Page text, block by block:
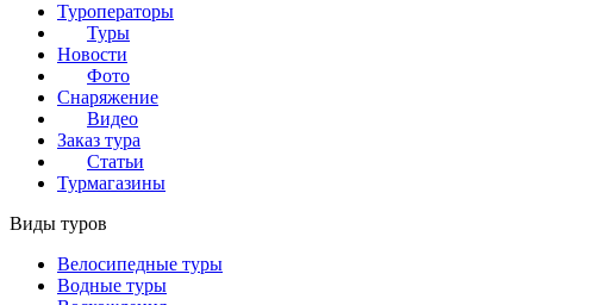
Туроператоры
Туры
Новости
Фото
Снаряжение
Видео
Заказ тура
Статьи
Турмагазины
Виды туров
Велосипедные туры
Водные туры